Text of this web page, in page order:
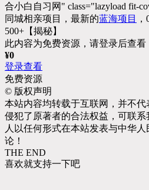
合小白自习网" class="lazyload fit-
同城相亲项目，最新的蓝海项目
500+【揭秘】
此内容为免费资源，请登录后查看
¥0
登录查看
免费资源
© 版权声明
本站内容均转载于互联网，并不
侵犯了原著者的合法权益，可联
人以任何形式在本站发表与中华
论！
THE END
喜欢就支持一下吧